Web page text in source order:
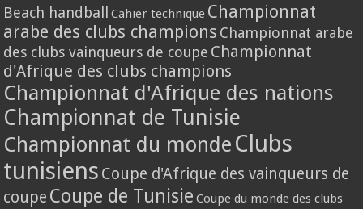
Beach handball Cahier technique Championnat
arabe des clubs champions Championnat arabe
des clubs vainqueurs de coupe Championnat
d'Afrique des clubs champions
Championnat d'Afrique des nations
Championnat de Tunisie
Championnat du monde Clubs
tunisiens Coupe d'Afrique des vainqueurs de
coupe Coupe de Tunisie Coupe du monde des clubs